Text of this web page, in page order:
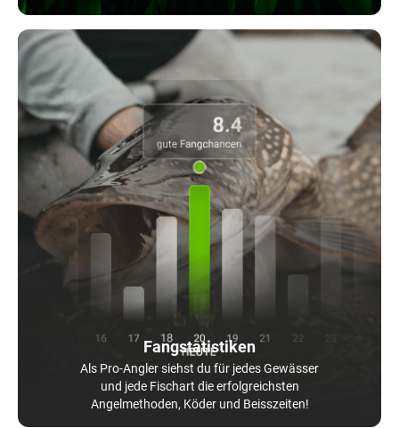
Fangstatistiken
Als Pro-Angler siehst du für jedes Gewässer
und jede Fischart die erfolgreichsten
Angelmethoden, Köder und Beisszeiten!